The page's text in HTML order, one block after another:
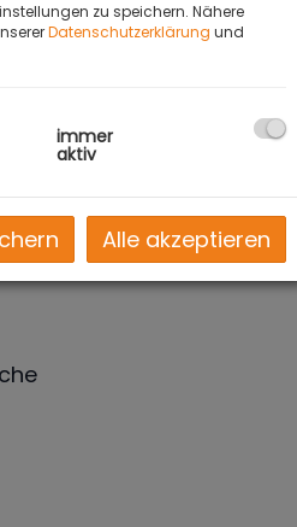
Wohnung in der
zu speichern. Nähere
Datenschutzerklärung und
immer
aktiv
Alle akzeptieren